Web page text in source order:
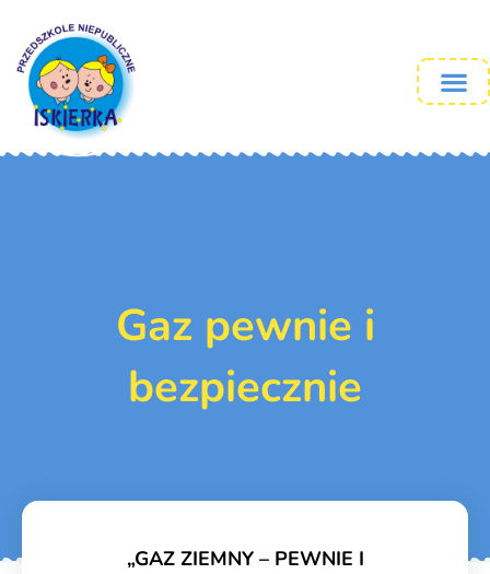
Gaz pewnie i
bezpiecznie
„GAZ ZIEMNY – PEWNIE I